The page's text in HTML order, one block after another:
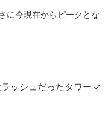
に今現在からピークとな
ッシュだったタワーマ